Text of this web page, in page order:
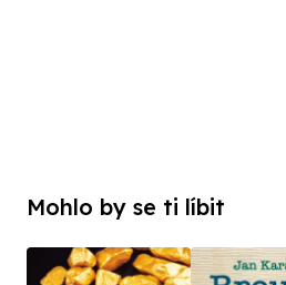
Mohlo by se ti líbit